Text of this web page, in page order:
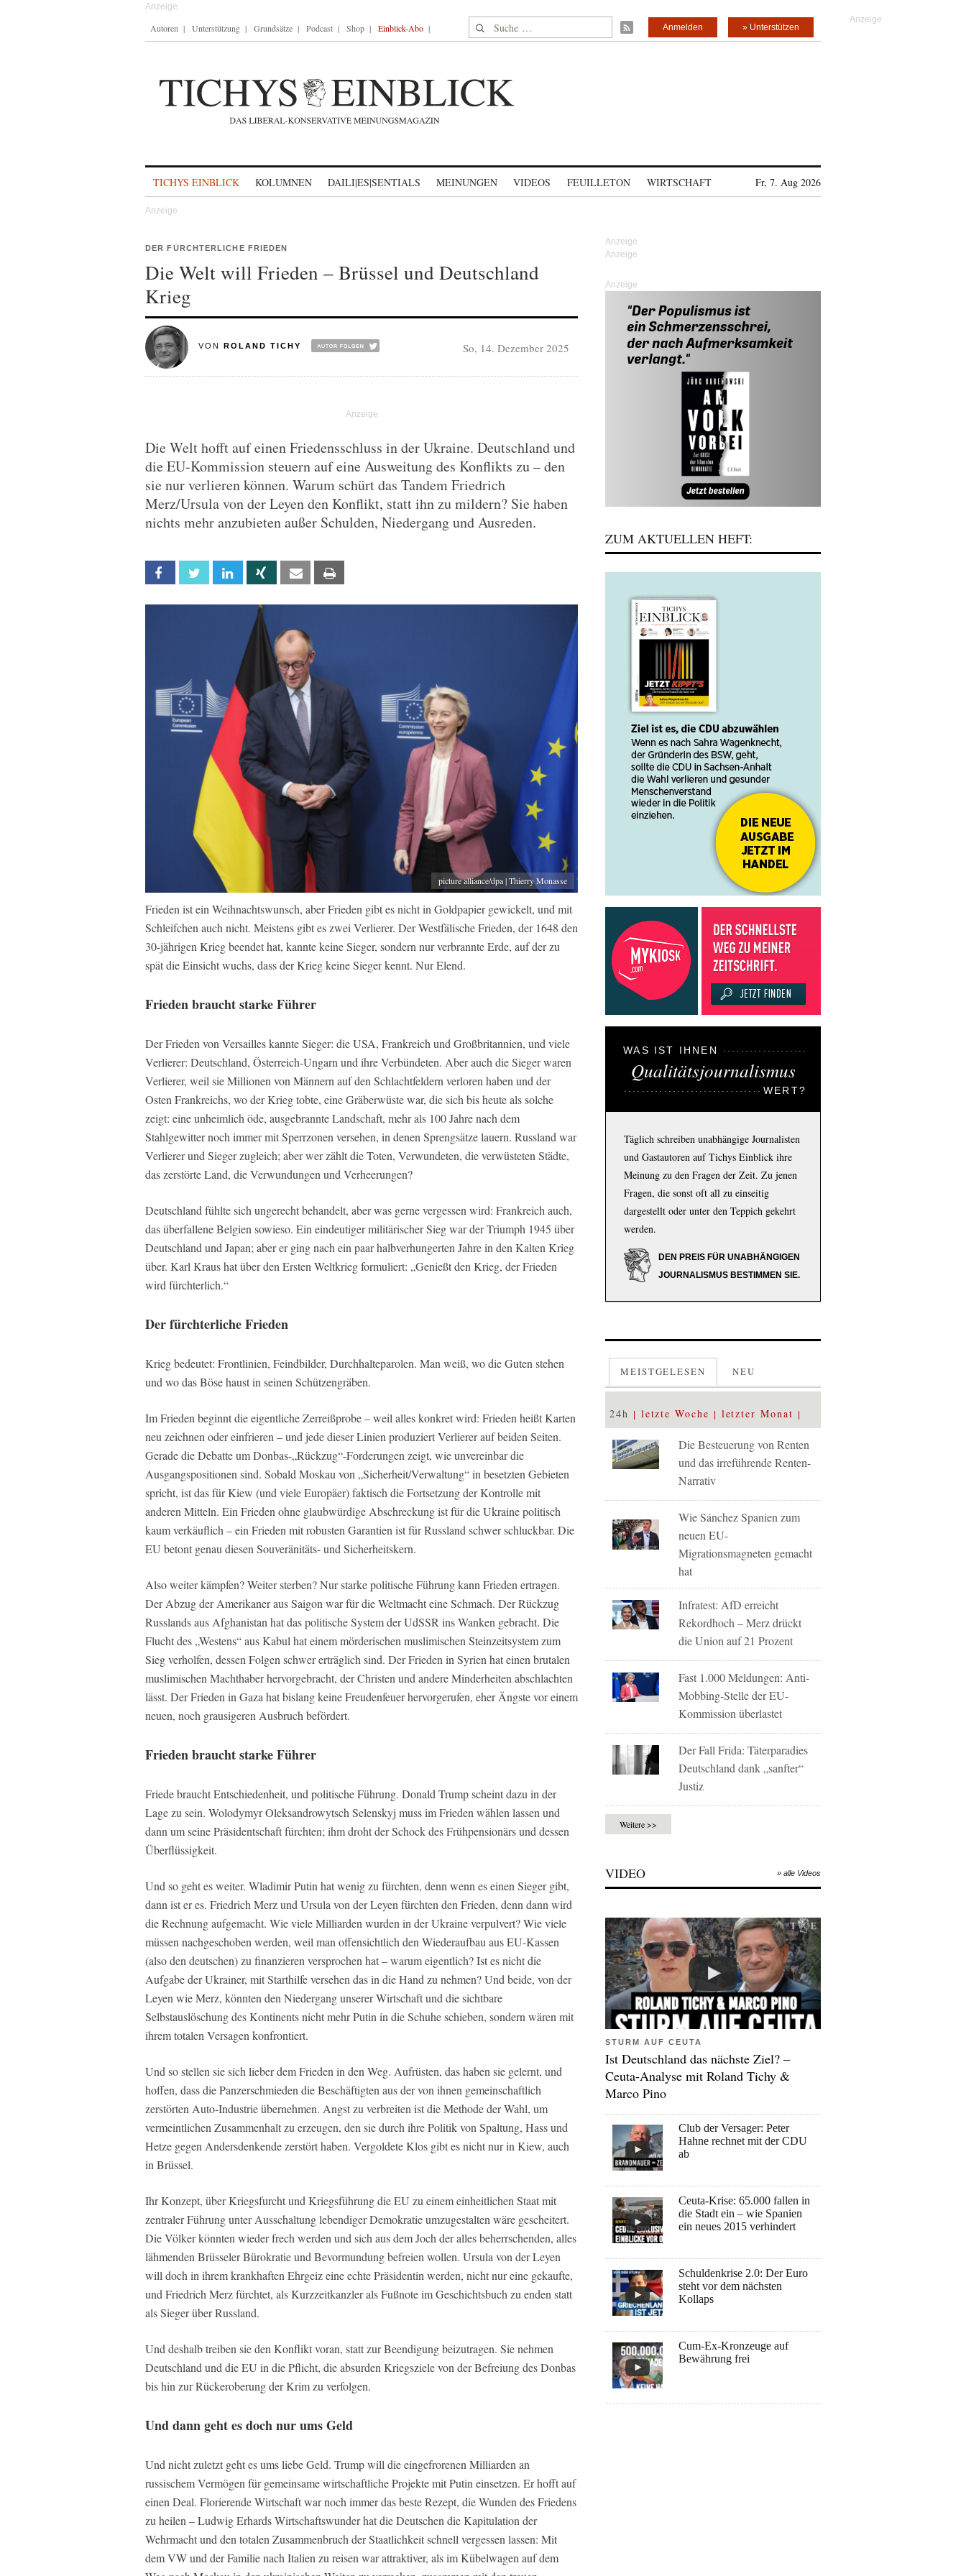
Autoren Unterstützung Grundsätze Podcast Shop Einblick-Abo Suche nach: » Unterstützen
Anmelden
TICHYS EINBLICK KOLUMNEN DAILI|ES|SENTIALS MEINUNGEN VIDEOS FEUILLETON WIRTSCHAFT Fr, 7. Aug 2026
DER FÜRCHTERLICHE FRIEDEN
Die Welt will Frieden – Brüssel und Deutschland
Krieg
VON ROLAND TICHY So, 14. Dezember 2025
Die Welt hofft auf einen Friedensschluss in der Ukraine. Deutschland und
die EU-Kommission steuern auf eine Ausweitung des Konflikts zu – den
sie nur verlieren können. Warum schürt das Tandem Friedrich
Merz/Ursula von der Leyen den Konflikt, statt ihn zu mildern? Sie haben
nichts mehr anzubieten außer Schulden, Niedergang und Ausreden.
Facebook Twitter Linkedin Xing Email
picture alliance/dpa | Thierry Monasse
Frieden ist ein Weihnachtswunsch, aber Frieden gibt es nicht in Goldpapier gewickelt, und mit
Schleifchen auch nicht. Meistens gibt es zwei Verlierer. Der Westfälische Frieden, der 1648 den
30-jährigen Krieg beendet hat, kannte keine Sieger, sondern nur verbrannte Erde, auf der zu
spät die Einsicht wuchs, dass der Krieg keine Sieger kennt. Nur Elend.
Frieden braucht starke Führer
Der Frieden von Versailles kannte Sieger: die USA, Frankreich und Großbritannien, und viele
Verlierer: Deutschland, Österreich-Ungarn und ihre Verbündeten. Aber auch die Sieger waren
Verlierer, weil sie Millionen von Männern auf den Schlachtfeldern verloren haben und der
Osten Frankreichs, wo der Krieg tobte, eine Gräberwüste war, die sich bis heute als solche
zeigt: eine unheimlich öde, ausgebrannte Landschaft, mehr als 100 Jahre nach dem
Stahlgewitter noch immer mit Sperrzonen versehen, in denen Sprengsätze lauern. Russland war
Verlierer und Sieger zugleich; aber wer zählt die Toten, Verwundeten, die verwüsteten Städte,
das zerstörte Land, die Verwundungen und Verheerungen?
Deutschland fühlte sich ungerecht behandelt, aber was gerne vergessen wird: Frankreich auch,
das überfallene Belgien sowieso. Ein eindeutiger militärischer Sieg war der Triumph 1945 über
Deutschland und Japan; aber er ging nach ein paar halbverhungerten Jahre in den Kalten Krieg
über. Karl Kraus hat über den Ersten Weltkrieg formuliert: „Genießt den Krieg, der Frieden
wird fürchterlich.“
Der fürchterliche Frieden
Krieg bedeutet: Frontlinien, Feindbilder, Durchhalteparolen. Man weiß, wo die Guten stehen
und wo das Böse haust in seinen Schützengräben.
Im Frieden beginnt die eigentliche Zerreißprobe – weil alles konkret wird: Frieden heißt Karten
neu zeichnen oder einfrieren – und jede dieser Linien produziert Verlierer auf beiden Seiten.
Gerade die Debatte um Donbas-„Rückzug“-Forderungen zeigt, wie unvereinbar die
Ausgangspositionen sind. Sobald Moskau von „Sicherheit/Verwaltung“ in besetzten Gebieten
spricht, ist das für Kiew (und viele Europäer) faktisch die Fortsetzung der Kontrolle mit
anderen Mitteln. Ein Frieden ohne glaubwürdige Abschreckung ist für die Ukraine politisch
kaum verkäuflich – ein Frieden mit robusten Garantien ist für Russland schwer schluckbar. Die
EU betont genau diesen Souveränitäts- und Sicherheitskern.
Also weiter kämpfen? Weiter sterben? Nur starke politische Führung kann Frieden ertragen.
Der Abzug der Amerikaner aus Saigon war für die Weltmacht eine Schmach. Der Rückzug
Russlands aus Afghanistan hat das politische System der UdSSR ins Wanken gebracht. Die
Flucht des „Westens“ aus Kabul hat einem mörderischen muslimischen Steinzeitsystem zum
Sieg verholfen, dessen Folgen schwer erträglich sind. Der Frieden in Syrien hat einen brutalen
muslimischen Machthaber hervorgebracht, der Christen und andere Minderheiten abschlachten
lässt. Der Frieden in Gaza hat bislang keine Freudenfeuer hervorgerufen, eher Ängste vor einem
neuen, noch grausigeren Ausbruch befördert.
Frieden braucht starke Führer
Friede braucht Entschiedenheit, und politische Führung. Donald Trump scheint dazu in der
Lage zu sein. Wolodymyr Oleksandrowytsch Selenskyj muss im Frieden wählen lassen und
dann um seine Präsidentschaft fürchten; ihm droht der Schock des Frühpensionärs und dessen
Überflüssigkeit.
Und so geht es weiter. Wladimir Putin hat wenig zu fürchten, denn wenn es einen Sieger gibt,
dann ist er es. Friedrich Merz und Ursula von der Leyen fürchten den Frieden, denn dann wird
die Rechnung aufgemacht. Wie viele Milliarden wurden in der Ukraine verpulvert? Wie viele
müssen nachgeschoben werden, weil man offensichtlich den Wiederaufbau aus EU-Kassen
(also den deutschen) zu finanzieren versprochen hat – warum eigentlich? Ist es nicht die
Aufgabe der Ukrainer, mit Starthilfe versehen das in die Hand zu nehmen? Und beide, von der
Leyen wie Merz, könnten den Niedergang unserer Wirtschaft und die sichtbare
Selbstauslöschung des Kontinents nicht mehr Putin in die Schuhe schieben, sondern wären mit
ihrem totalen Versagen konfrontiert.
Und so stellen sie sich lieber dem Frieden in den Weg. Aufrüsten, das haben sie gelernt, und
hoffen, dass die Panzerschmieden die Beschäftigten aus der von ihnen gemeinschaftlich
zerstörten Auto-Industrie übernehmen. Angst zu verbreiten ist die Methode der Wahl, um
vermeintlichen Zusammenhalt zu erzeugen, den sie durch ihre Politik von Spaltung, Hass und
Hetze gegen Andersdenkende zerstört haben. Vergoldete Klos gibt es nicht nur in Kiew, auch
in Brüssel.
Ihr Konzept, über Kriegsfurcht und Kriegsführung die EU zu einem einheitlichen Staat mit
zentraler Führung unter Ausschaltung lebendiger Demokratie umzugestalten wäre gescheitert.
Die Völker könnten wieder frech werden und sich aus dem Joch der alles beherrschenden, alles
lähmenden Brüsseler Bürokratie und Bevormundung befreien wollen. Ursula von der Leyen
will doch in ihrem krankhaften Ehrgeiz eine echte Präsidentin werden, nicht nur eine gekaufte,
und Friedrich Merz fürchtet, als Kurzzeitkanzler als Fußnote im Geschichtsbuch zu enden statt
als Sieger über Russland.
Und deshalb treiben sie den Konflikt voran, statt zur Beendigung beizutragen. Sie nehmen
Deutschland und die EU in die Pflicht, die absurden Kriegsziele von der Befreiung des Donbas
bis hin zur Rückeroberung der Krim zu verfolgen.
Und dann geht es doch nur ums Geld
Und nicht zuletzt geht es ums liebe Geld. Trump will die eingefrorenen Milliarden an
russischem Vermögen für gemeinsame wirtschaftliche Projekte mit Putin einsetzen. Er hofft auf
einen Deal. Florierende Wirtschaft war noch immer das beste Rezept, die Wunden des Friedens
zu heilen – Ludwig Erhards Wirtschaftswunder hat die Deutschen die Kapitulation der
Wehrmacht und den totalen Zusammenbruch der Staatlichkeit schnell vergessen lassen: Mit
dem VW und der Familie nach Italien zu reisen war attraktiver, als im Kübelwagen auf dem
Anzeige
ZUM AKTUELLEN HEFT:
WAS IST IHNEN
Qualitätsjournalismus
WERT?
Täglich schreiben unabhängige Journalisten
und Gastautoren auf Tichys Einblick ihre
Meinung zu den Fragen der Zeit. Zu jenen
Fragen, die sonst oft all zu einseitig
dargestellt oder unter den Teppich gekehrt
werden.
DEN PREIS FÜR UNABHÄNGIGEN
JOURNALISMUS BESTIMMEN SIE.
MEISTGELESEN NEU
24h letzte Woche letzter Monat
Die Besteuerung von Renten
und das irreführende Renten-
Narrativ
Wie Sánchez Spanien zum
neuen EU-
Migrationsmagneten gemacht
hat
Infratest: AfD erreicht
Rekordhoch – Merz drückt
die Union auf 21 Prozent
Fast 1.000 Meldungen: Anti-
Mobbing-Stelle der EU-
Kommission überlastet
Der Fall Frida: Täterparadies
Deutschland dank „sanfter“
Justiz
Weitere >>
VIDEO » alle Videos
STURM AUF CEUTA
Ist Deutschland das nächste Ziel? –
Ceuta-Analyse mit Roland Tichy &
Marco Pino
Club der Versager: Peter
Hahne rechnet mit der CDU
ab
Ceuta-Krise: 65.000 fallen in
die Stadt ein – wie Spanien
ein neues 2015 verhindert
Schuldenkrise 2.0: Der Euro
steht vor dem nächsten
Kollaps
Cum-Ex-Kronzeuge auf
Bewährung frei